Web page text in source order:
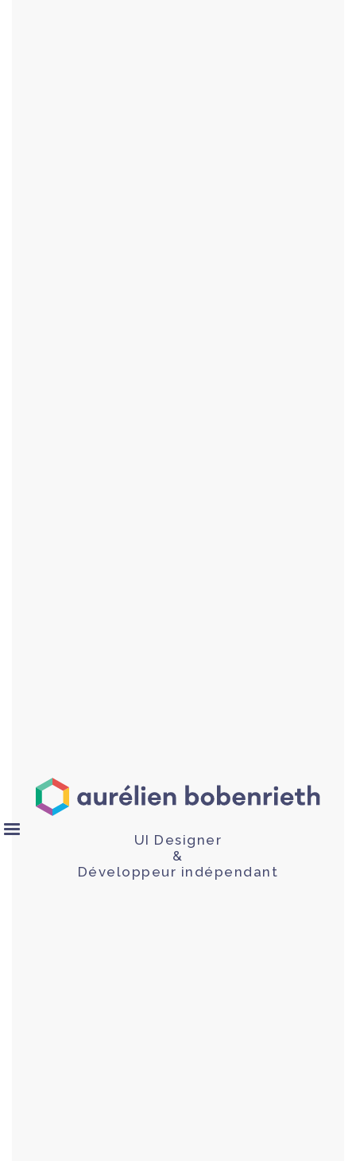
UI Designer
&
Développeur indépendant